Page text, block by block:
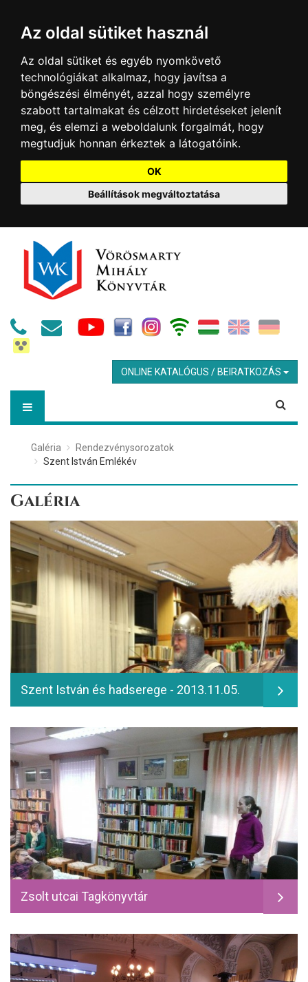
Az oldal sütiket használ
Az oldal sütiket és egyéb nyomkövető
technológiákat alkalmaz, hogy javítsa a
böngészési élményét, azzal hogy személyre
szabott tartalmakat és célzott hirdetéseket jelenít
meg, és elemzi a weboldalunk forgalmát, hogy
megtudjuk honnan érkeztek a látogatóink.
OK
Beállítások megváltoztatása
ONLINE KATALÓGUS / BEIRATKOZÁS
Galéria
Rendezvénysorozatok
Szent István Emlékév
Galéria
Szent István és hadserege - 2013.11.05.
Zsolt utcai Tagkönyvtár